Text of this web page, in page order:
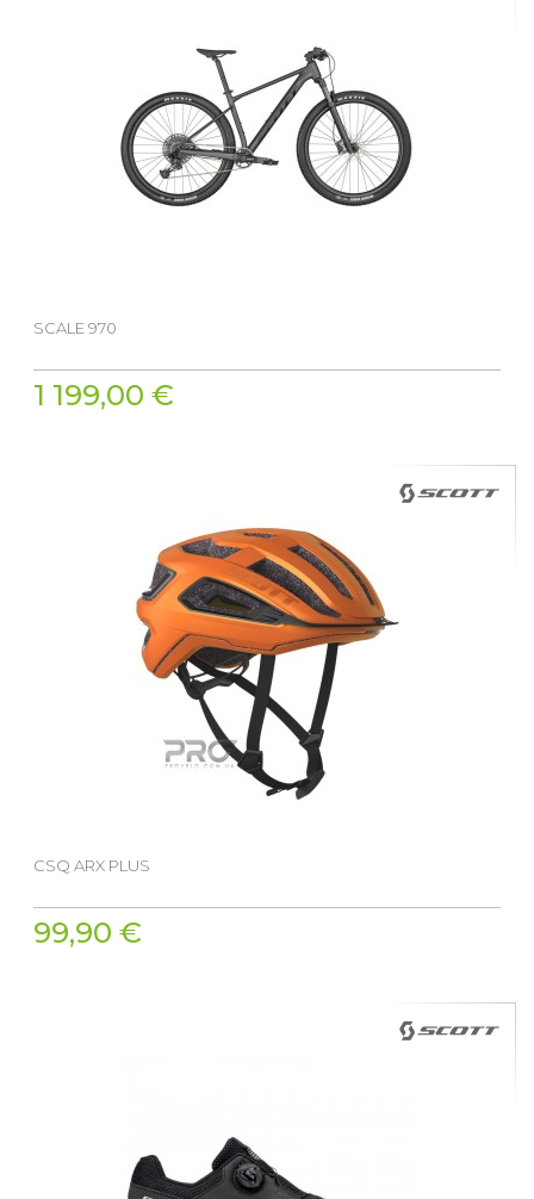
SCALE 970
1 199,00 €
CSQ ARX PLUS
99,90 €